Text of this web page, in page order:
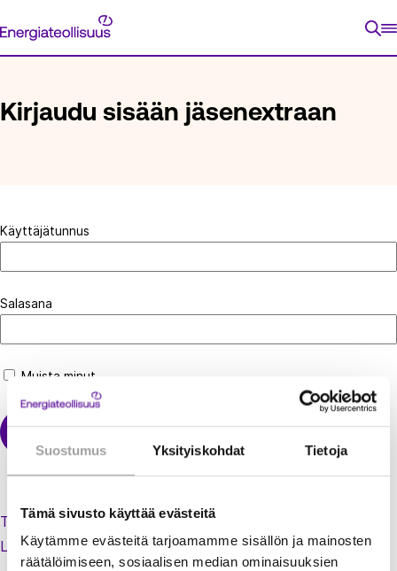
Suostumus Yksityiskohdat Tietoja
Tämä sivusto käyttää evästeitä
Käytämme evästeitä tarjoamamme sisällön ja mainosten
räätälöimiseen, sosiaalisen median ominaisuuksien
suoraan
Energiateollisuus
ETUSIVU
Kirjaudu sisään jäsenextraan
Käyttäjätunnus
Salasana
Muista minut
Tilaa uusi salasana unohtuneen tilalle
Luo käyttäjätili jäsenextraan